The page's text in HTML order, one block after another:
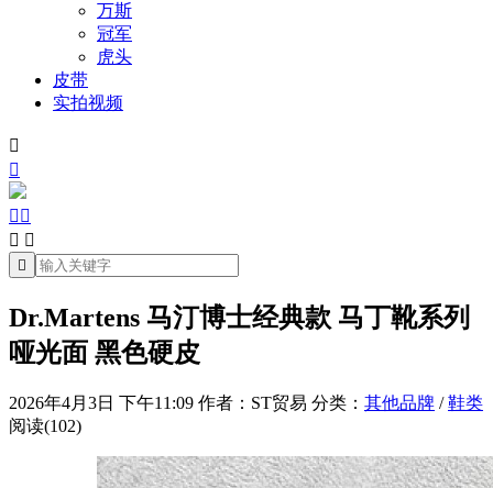
万斯
冠军
虎头
皮带
实拍视频


 
 

Dr.Martens 马汀博士经典款 马丁靴系列
哑光面 黑色硬皮
2026年4月3日 下午11:09 作者：ST贸易 分类： 其他品牌 /鞋类
阅读(102)